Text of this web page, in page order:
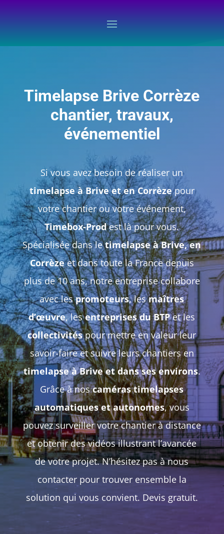
Timelapse Brive Corrèze
chantier, travaux,
événementiel
Si vous avez besoin de réaliser un
timelapse à Brive et en Corrèzepour
votre chantier ou votre événement,
Timebox-Prodest là pour vous.
Spécialisée dans letimelapse à Brive, en
Corrèzeet dans toute la France depuis
plus de 10 ans, notre entreprise collabore
avec lespromoteurs, lesmaîtres
d’œuvre, lesentreprises du BTPet les
collectivitéspour mettre en valeur leur
savoir-faire et suivre leurs chantiers en
timelapse à Brive et dans ses environs.
Grâce à noscaméras timelapses
automatiques et autonomes, vous
pouvez surveiller votre chantier à distance
et obtenir des vidéos illustrant l’avancée
de votre projet. N’hésitez pas à nous
contacter pour trouver ensemble la
solution qui vous convient. Devis gratuit.